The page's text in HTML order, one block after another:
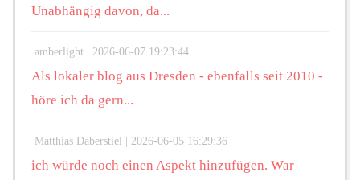
Unabhängig davon, da...
amberlight | 2026-06-07 19:23:44
Als lokaler blog aus Dresden - ebenfalls seit 2010 -
höre ich da gern...
Matthias Daberstiel | 2026-06-05 16:29:36
ich würde noch einen Aspekt hinzufügen. War